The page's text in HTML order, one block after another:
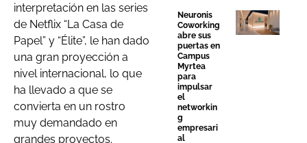
interpretación en las series
de Netflix “La Casa de
Papel” y “Élite”, le han dado
una gran proyección a
nivel internacional, lo que
ha llevado a que se
convierta en un rostro
muy demandado en
grandes proyectos.
Neuronis
Coworking
abre sus
puertas en
Campus
Myrtea
para
impulsar
el
networkin
g
empresari
al